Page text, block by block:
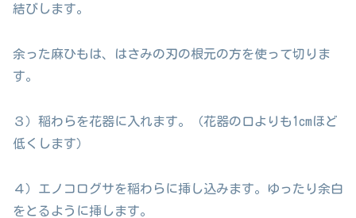
結びします。
余った麻ひもは、はさみの刃の根元の方を使って切りま
す。
３）稲わらを花器に入れます。（花器の口よりも1cmほど
低くします）
４）エノコログサを稲わらに挿し込みます。ゆったり余白
をとるように挿します。